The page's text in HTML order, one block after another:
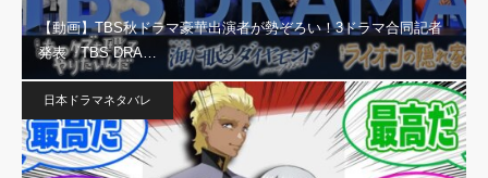
【動画】TBS秋ドラマ豪華出演者が勢ぞろい！3ドラマ合同記者
発表『TBS DRA…
日本ドラマネタバレ